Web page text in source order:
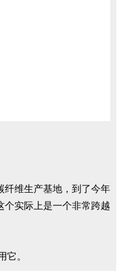
纤维生产基地，到了今年
个实际上是一个非常跨越
它。